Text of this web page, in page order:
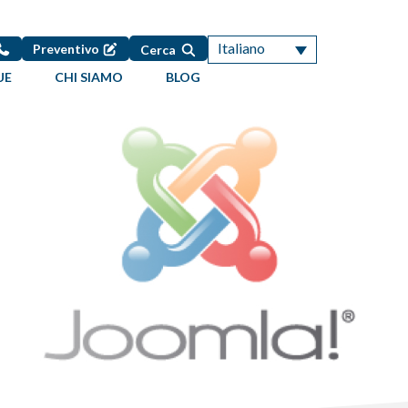
Preventivo Cerca Italiano
CHI SIAMO BLOG